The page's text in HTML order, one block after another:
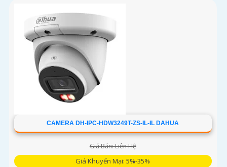
CAMERA DH-IPC-HDW3249T-ZS-IL-IL DAHUA
Giá Bán: Liên Hệ
Giá Khuyến Mại: 5%-35%